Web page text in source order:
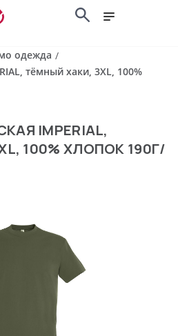
одежда /
тёмный хаки, 3XL, 100%
IMPERIAL,
100% ХЛОПОК 190Г/